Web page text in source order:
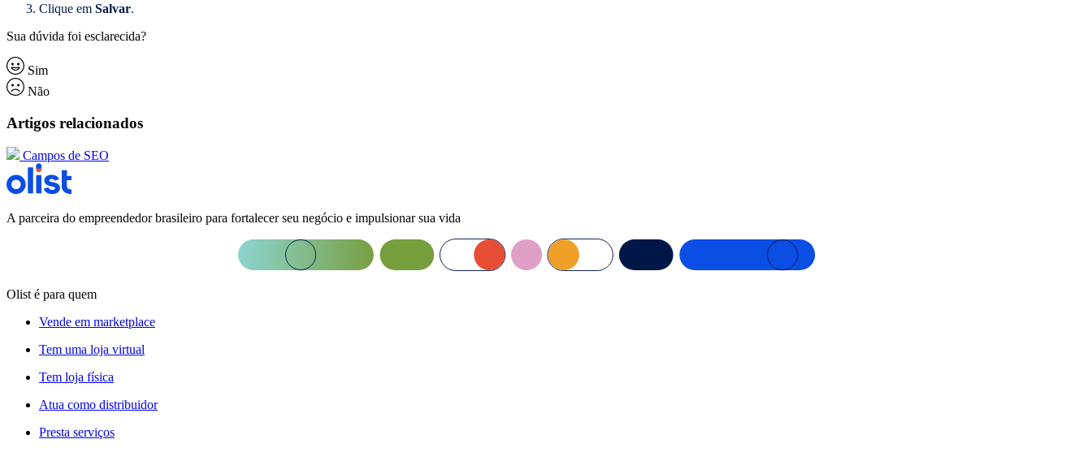
Clique em Salvar.
Sua dúvida foi esclarecida?
Sim
Não
Artigos relacionados
Campos de SEO
A parceira do empreendedor brasileiro para fortalecer seu negócio e impulsionar sua vida
Olist é para quem
Vende em marketplace
Tem uma loja virtual
Tem loja física
Atua como distribuidor
Presta serviços